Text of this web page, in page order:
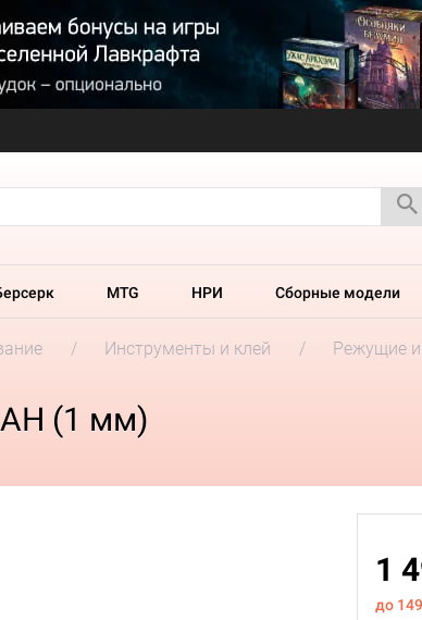
MTG НРИ Сборные модели
Инструменты и клей
Режущие
(1 мм)
1
до 149